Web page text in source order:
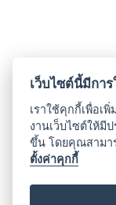
เกี่ยวกับเรา
ติดต่อศูนย์ช่วยเหลือ
เว็บไซต์นี้มีกา
เราใช้คุกกี้เพื่อเ
งานเว็บไซต์ให้มี
ขึ้น โดยคุณสามา
ตั้งค่าคุกกี้